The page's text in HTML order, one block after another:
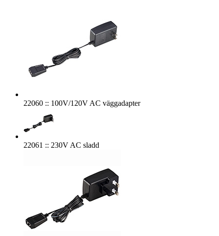
22060 :: 100V/120V AC väggadapter
22061 :: 230V AC sladd